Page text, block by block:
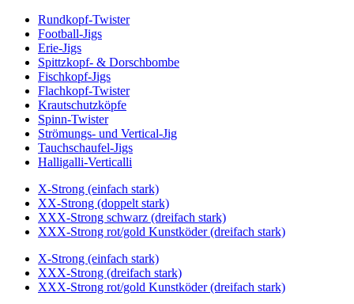
Rundkopf-Twister
Football-Jigs
Erie-Jigs
Spittzkopf- & Dorschbombe
Fischkopf-Jigs
Flachkopf-Twister
Krautschutzköpfe
Spinn-Twister
Strömungs- und Vertical-Jig
Tauchschaufel-Jigs
Halligalli-Verticalli
X-Strong (einfach stark)
XX-Strong (doppelt stark)
XXX-Strong schwarz (dreifach stark)
XXX-Strong rot/gold Kunstköder (dreifach stark)
X-Strong (einfach stark)
XXX-Strong (dreifach stark)
XXX-Strong rot/gold Kunstköder (dreifach stark)